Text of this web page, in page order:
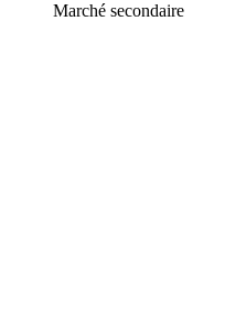
Marché secondaire